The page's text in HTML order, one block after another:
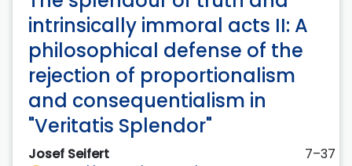
intrinsically immoral acts II: A
philosophical defense of the
rejection of proportionalism
and consequentialism in
"Veritatis Splendor"
Josef Seifert
7–37